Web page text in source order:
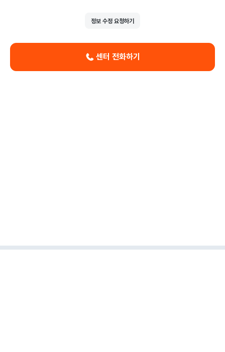
정보 수정 요청하기
센터 전화하기